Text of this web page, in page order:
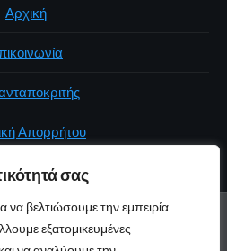
σας
να βελτιώσουμε την εμπειρία
εξατομικευμένες
Αρχική
Απορρήτου
ΚΌΣΜΟΣ
ΕΠΙΚΟΙΝΩΝΊΑ